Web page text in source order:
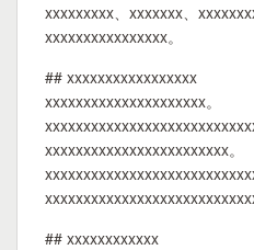
xxxxxxxxx、xxxxxxx、
xxxxxxxxxxxxxxxx。
## xxxxxxxxxxxxxxxxx
xxxxxxxxxxxxxxxxxxxxx。
xxxxxxxxxxxxxxxxxxxxxxxx。
## xxxxxxxxxxxx